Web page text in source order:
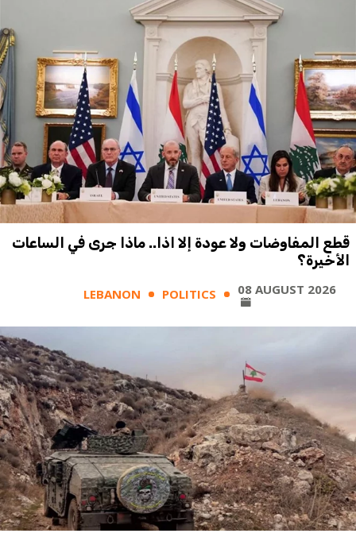
قطع المفاوضات ولا عودة إلا اذا.. ماذا جرى في الساعات
الأخيرة؟
LEBANON POLITICS 08 AUGUST 2026